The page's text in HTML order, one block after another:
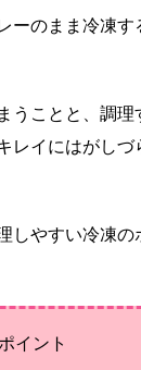
ーのまま冷凍す
うことと、調
レイにはがし
しやすい冷凍の
イント